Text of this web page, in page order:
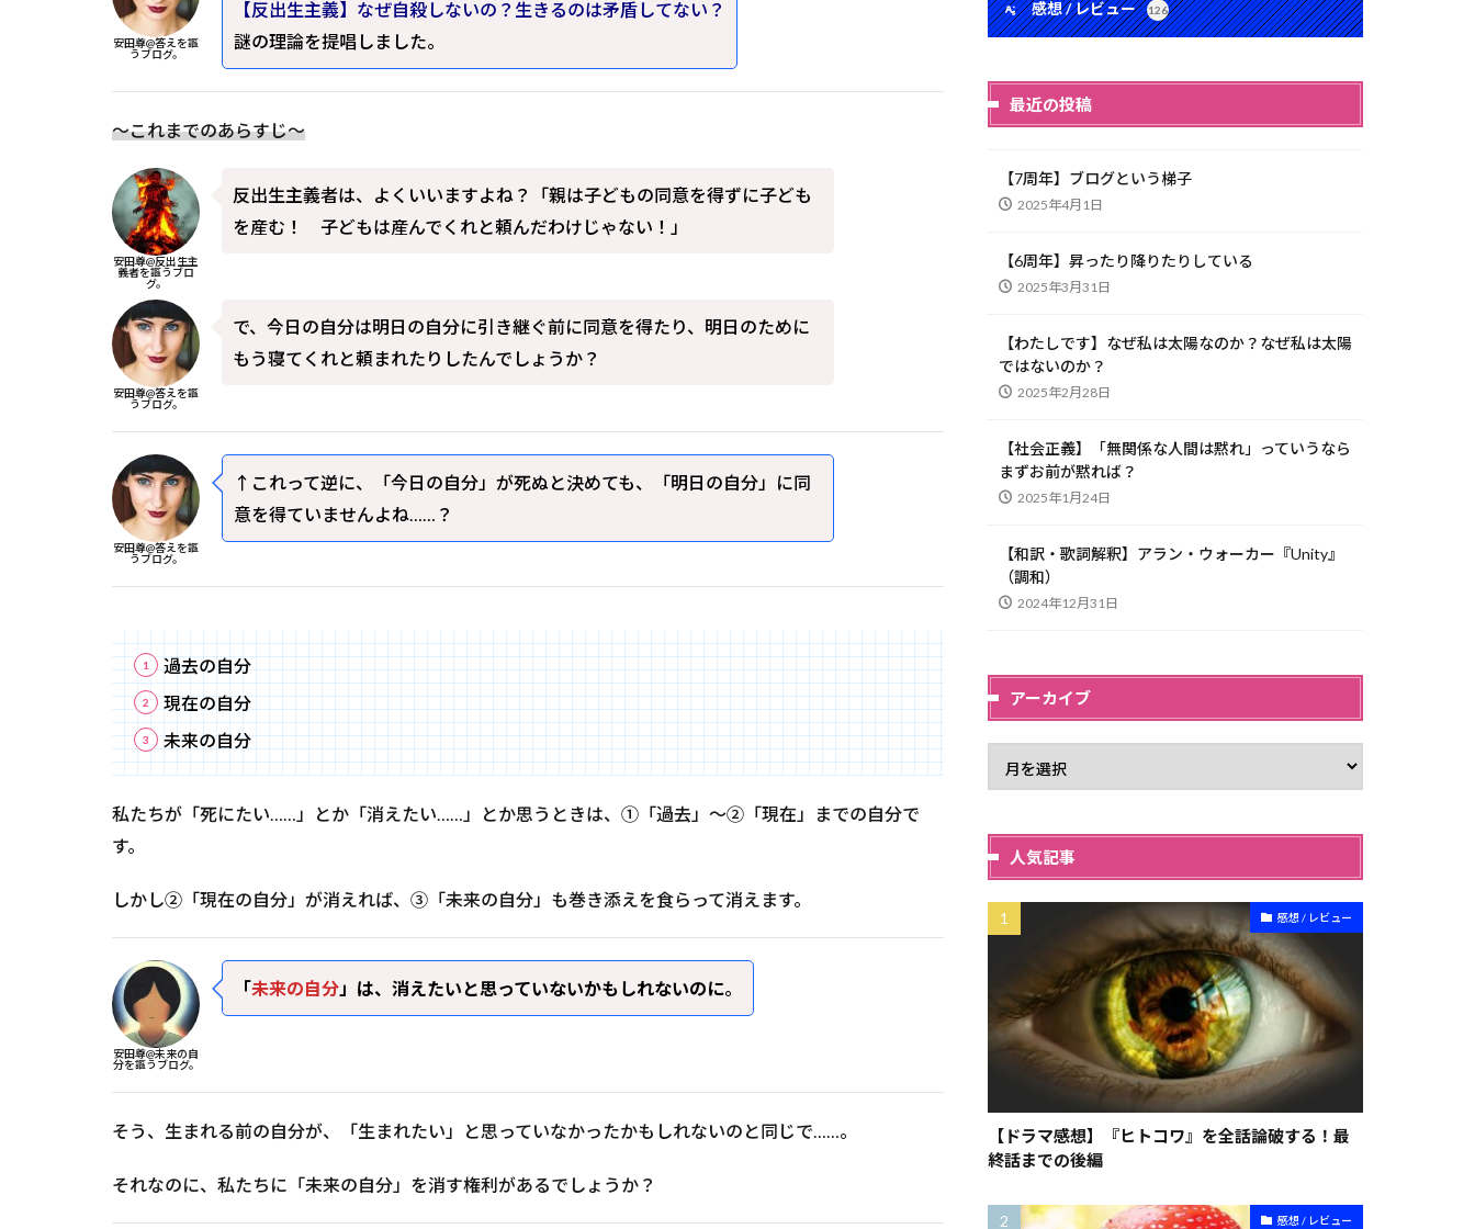
安田尊@答えを謳
うブログ。
【反出生主義】なぜ自殺しないの？生きるのは矛盾してない？
謎の理論を提唱しました。
～これまでのあらすじ～
安田尊@反出生主
義者を謳うブロ
グ。
反出生主義者は、よくいいますよね？「親は子どもの同意を得ずに子ども
を産む！ 子どもは産んでくれと頼んだわけじゃない！」
安田尊@答えを謳
うブログ。
で、今日の自分は明日の自分に引き継ぐ前に同意を得たり、明日のために
もう寝てくれと頼まれたりしたんでしょうか？
安田尊@答えを謳
うブログ。
↑これって逆に、「今日の自分」が死ぬと決めても、「明日の自分」に同
意を得ていませんよね……？
過去の自分
現在の自分
未来の自分
私たちが「死にたい……」とか「消えたい……」とか思うときは、①「過去」～②「現在」までの自分で
す。
しかし②「現在の自分」が消えれば、③「未来の自分」も巻き添えを食らって消えます。
安田尊@未来の自
分を謳うブログ。
「未来の自分 」は、消えたいと思っていないかもしれないのに。
そう、生まれる前の自分が、「生まれたい」と思っていなかったかもしれないのと同じで……。
それなのに、私たちに「未来の自分」を消す権利があるでしょうか？
感想 / レビュー 126
最近の投稿
【7周年】ブログという梯子
2025年4月1日
【6周年】昇ったり降りたりしている
2025年3月31日
【わたしです】なぜ私は太陽なのか？なぜ私は太陽
ではないのか？
2025年2月28日
【社会正義】「無関係な人間は黙れ」っていうなら
まずお前が黙れば？
2025年1月24日
【和訳・歌詞解釈】アラン・ウォーカー『Unity』
（調和）
2024年12月31日
アーカイブ
人気記事
感想 / レビュー
【ドラマ感想】『ヒトコワ』を全話論破する！最
終話までの後編
感想 / レビュー